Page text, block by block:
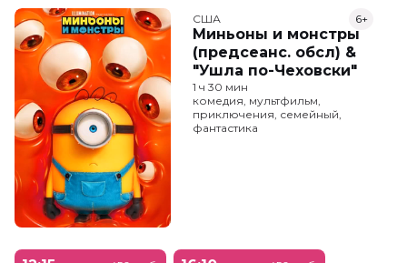
США
Миньоны и монстры
(предсеанс. обсл) &
"Ушла по-Чеховски"
6+
1 ч 30 мин
комедия, мультфильм,
приключения, семейный,
фантастика